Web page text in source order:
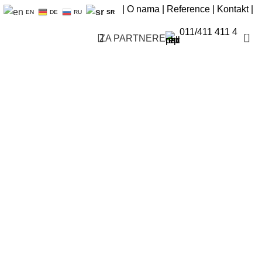
EN DE RU SR O nama Reference Kontakt|
ZA PARTNERE
011/411 411 4 0